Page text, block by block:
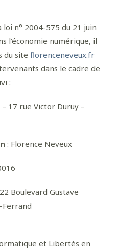
loi n° 2004-575 du 21 juin
l’économie numérique, il
du siteflorenceneveux.fr
dans le cadre de
:
17 rue Victor Duruy –
: Florence Neveux
Boulevard Gustave
Ferrand
et Libertés en